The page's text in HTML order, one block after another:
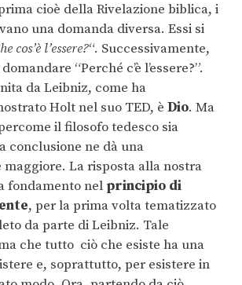
cioè della Rivelazione biblica, i
una domanda diversa. Essi si
cos’è l’essere?“. Successivamente,
“Perché c’è l’essere?”.
da Leibniz, come ha
Holt nel suo TED, è Dio. Ma
il filosofo tedesco sia
conclusione ne dà una
La risposta alla nostra
fondamento nel principio di
, per la prima volta tematizzato
da parte di Leibniz. Tale
che tutto ciò che esiste ha una
e, soprattutto, per esistere in